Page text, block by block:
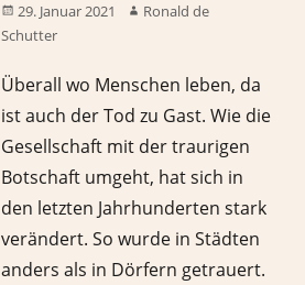
29. Januar 2021
Ronald de
Schutter
Überall wo Menschen leben, da
ist auch der Tod zu Gast. Wie die
Gesellschaft mit der traurigen
Botschaft umgeht, hat sich in
den letzten Jahrhunderten stark
verändert. So wurde in Städten
anders als in Dörfern getrauert.